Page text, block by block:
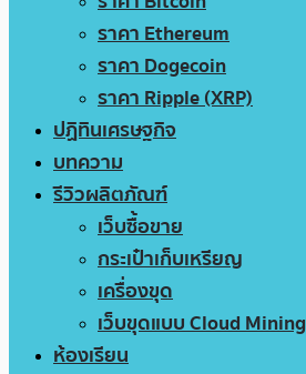
ราคา Ethereum
ราคา Dogecoin
ราคา Ripple (XRP)
ปฏิทินเศรษฐกิจ
บทความ
รีวิวผลิตภัณฑ์
เว็บซื้อขาย
กระเป๋าเก็บเหรียญ
เครื่องขุด
เว็บขุดแบบ Cloud Mining
ห้องเรียน